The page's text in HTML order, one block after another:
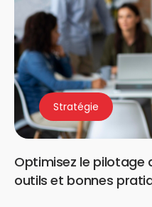
Optimisez le pilotage
outils et bonnes
Stratégie